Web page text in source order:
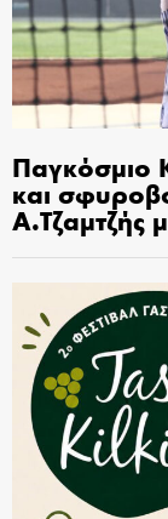
Παγκόσμιο
και
Α.Τζαμτζής